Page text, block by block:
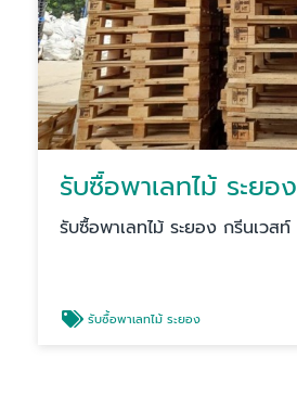
รับซื้อพาเลทไม้ ระยอง
รับซื้อพาเลทไม้ ระยอง กรีนเวสท์
รับซื้อพาเลทไม้ ระยอง